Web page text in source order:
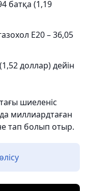
батқа (1,19
E20 – 36,05
доллар) дейін
шиеленіс
миллиардтаған
тап болып отыр.